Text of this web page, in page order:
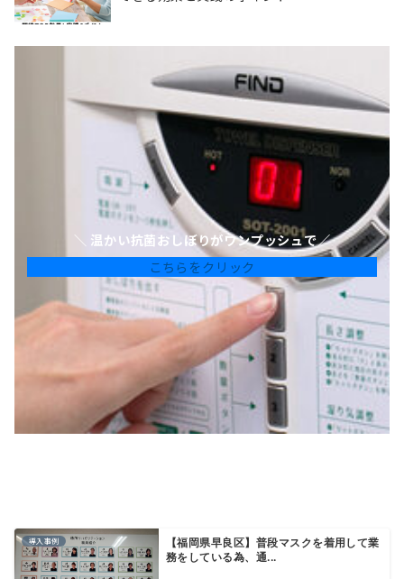
＼ 温かい抗菌おしぼりがワンプッシュで／
こちらをクリック
導入事例
【福岡県早良区】普段マスクを着用して業
務をしている為、通...